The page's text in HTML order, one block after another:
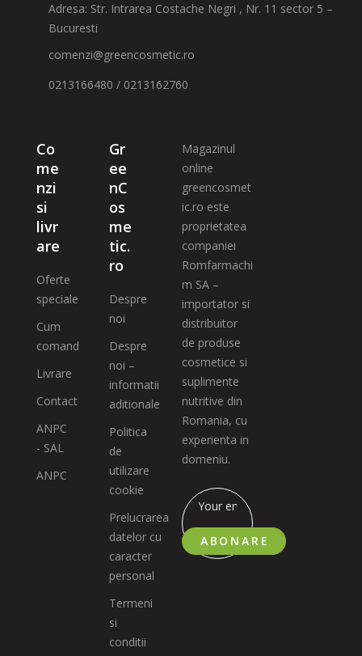
Adresa: Str. Intrarea Costache Negri , Nr. 11 sector 5 –
Bucuresti
comenzi@greencosmetic.ro
0213166480 / 0213162760
Co
me
nzi
si
livr
are
Oferte
speciale
Cum
comand
Livrare
Contact
ANPC
- SAL
ANPC
Gr
ee
nC
os
me
tic.
ro
Despre
noi
Despre
noi –
informatii
aditionale
Politica
de
utilizare
cookie
Prelucrarea
datelor cu
caracter
personal
Termeni
si
conditii
Magazinul
online
greencosmet
ic.ro este
proprietatea
companiei
Romfarmachi
m SA –
importator si
distribuitor
de produse
cosmetice si
suplimente
nutritive din
Romania, cu
experienta in
domeniu.
ABONARE